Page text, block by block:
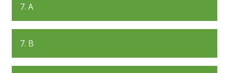
7. A
7. B